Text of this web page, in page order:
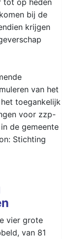
bij de
krijgen
van het
toegankelijk
voor zzp-
de gemeente
Stichting
vier grote
van 81